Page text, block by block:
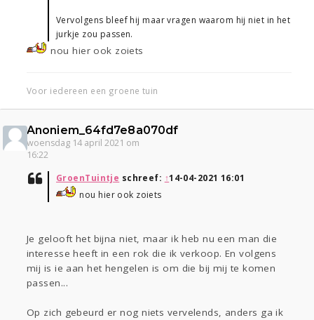
Vervolgens bleef hij maar vragen waarom hij niet in het
jurkje zou passen.
nou hier ook zoiets
Voor iedereen een groene tuin
Anoniem_64fd7e8a070df
woensdag 14 april 2021 om
16:22
GroenTuintje schreef: ↑14-04-2021 16:01
nou hier ook zoiets
Je gelooft het bijna niet, maar ik heb nu een man die
interesse heeft in een rok die ik verkoop. En volgens
mij is ie aan het hengelen is om die bij mij te komen
passen...
Op zich gebeurd er nog niets vervelends, anders ga ik